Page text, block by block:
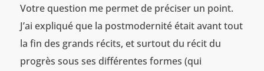
Votre question me permet de préciser un point.
J’ai expliqué que la postmodernité était avant tout
la fin des grands récits, et surtout du récit du
progrès sous ses différentes formes (qui